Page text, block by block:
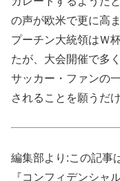
の声が欧米で更に高
プーチン大統領はＷ
たが、大会開催で多
サッカー・ファンの
されることを願うだけ
編集部より:この記事
『コンフィデンシャ